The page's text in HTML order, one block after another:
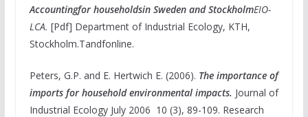
Accountingfor householdsin Sweden and StockholmEIO-
LCA. [Pdf] Department of Industrial Ecology, KTH,
Stockholm.Tandfonline.
Peters, G.P. and E. Hertwich E. (2006). The importance of
imports for household environmental impacts. Journal of
Industrial Ecology July 2006 10 (3), 89-109. Research